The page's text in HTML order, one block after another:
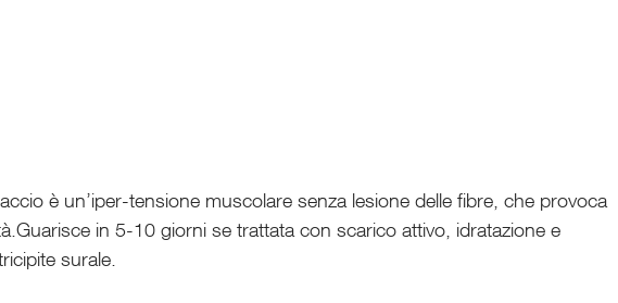
è un’iper-tensione muscolare senza lesione delle fibre, che provoca
in 5-10 giorni se trattata con scarico attivo, idratazione e
surale.